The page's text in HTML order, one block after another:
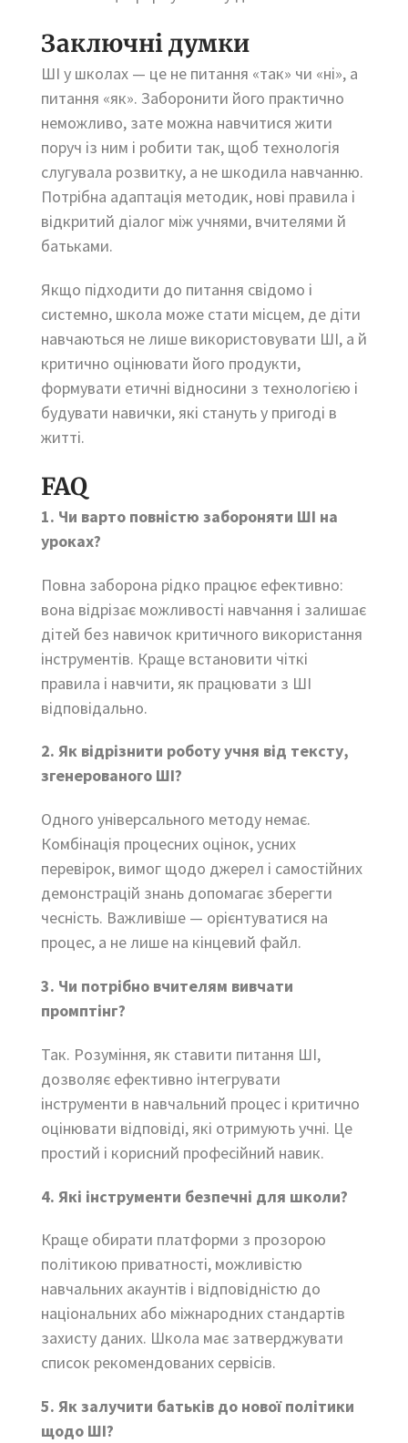
Заключні думки
ШІ у школах — це не питання «так» чи «ні», а
питання «як». Заборонити його практично
неможливо, зате можна навчитися жити
поруч із ним і робити так, щоб технологія
слугувала розвитку, а не шкодила навчанню.
Потрібна адаптація методик, нові правила і
відкритий діалог між учнями, вчителями й
батьками.
Якщо підходити до питання свідомо і
системно, школа може стати місцем, де діти
навчаються не лише використовувати ШІ, а й
критично оцінювати його продукти,
формувати етичні відносини з технологією і
будувати навички, які стануть у пригоді в
житті.
FAQ
1. Чи варто повністю забороняти ШІ на
уроках?
Повна заборона рідко працює ефективно:
вона відрізає можливості навчання і залишає
дітей без навичок критичного використання
інструментів. Краще встановити чіткі
правила і навчити, як працювати з ШІ
відповідально.
2. Як відрізнити роботу учня від тексту,
згенерованого ШІ?
Одного універсального методу немає.
Комбінація процесних оцінок, усних
перевірок, вимог щодо джерел і самостійних
демонстрацій знань допомагає зберегти
чесність. Важливіше — орієнтуватися на
процес, а не лише на кінцевий файл.
3. Чи потрібно вчителям вивчати
промптінг?
Так. Розуміння, як ставити питання ШІ,
дозволяє ефективно інтегрувати
інструменти в навчальний процес і критично
оцінювати відповіді, які отримують учні. Це
простий і корисний професійний навик.
4. Які інструменти безпечні для школи?
Краще обирати платформи з прозорою
політикою приватності, можливістю
навчальних акаунтів і відповідністю до
національних або міжнародних стандартів
захисту даних. Школа має затверджувати
список рекомендованих сервісів.
5. Як залучити батьків до нової політики
щодо ШІ?